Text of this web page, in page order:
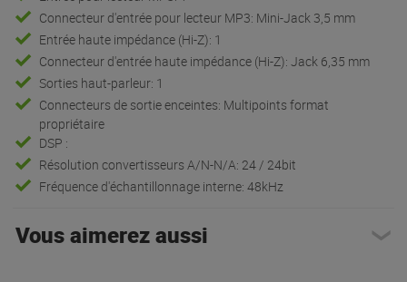
Connecteur d'entrée pour lecteur MP3: Mini-Jack 3,5 mm
Entrée haute impédance (Hi-Z): 1
Connecteur d'entrée haute impédance (Hi-Z): Jack 6,35 mm
Sorties haut-parleur: 1
Connecteurs de sortie enceintes: Multipoints format
propriétaire
DSP :
Résolution convertisseurs A/N-N/A: 24 / 24bit
Fréquence d'échantillonnage interne: 48kHz
Vous aimerez aussi